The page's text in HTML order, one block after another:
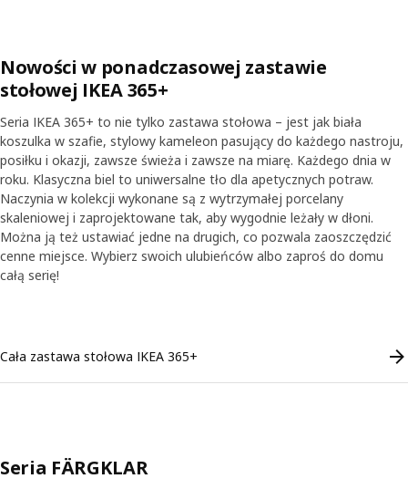
Nowości w ponadczasowej zastawie
stołowej IKEA 365+
Seria IKEA 365+ to nie tylko zastawa stołowa – jest jak biała
koszulka w szafie, stylowy kameleon pasujący do każdego nastroju,
posiłku i okazji, zawsze świeża i zawsze na miarę. Każdego dnia w
roku. Klasyczna biel to uniwersalne tło dla apetycznych potraw.
Naczynia w kolekcji wykonane są z wytrzymałej porcelany
skaleniowej i zaprojektowane tak, aby wygodnie leżały w dłoni.
Można ją też ustawiać jedne na drugich, co pozwala zaoszczędzić
cenne miejsce. Wybierz swoich ulubieńców albo zaproś do domu
całą serię!
Cała zastawa stołowa IKEA 365+
Seria FÄRGKLAR